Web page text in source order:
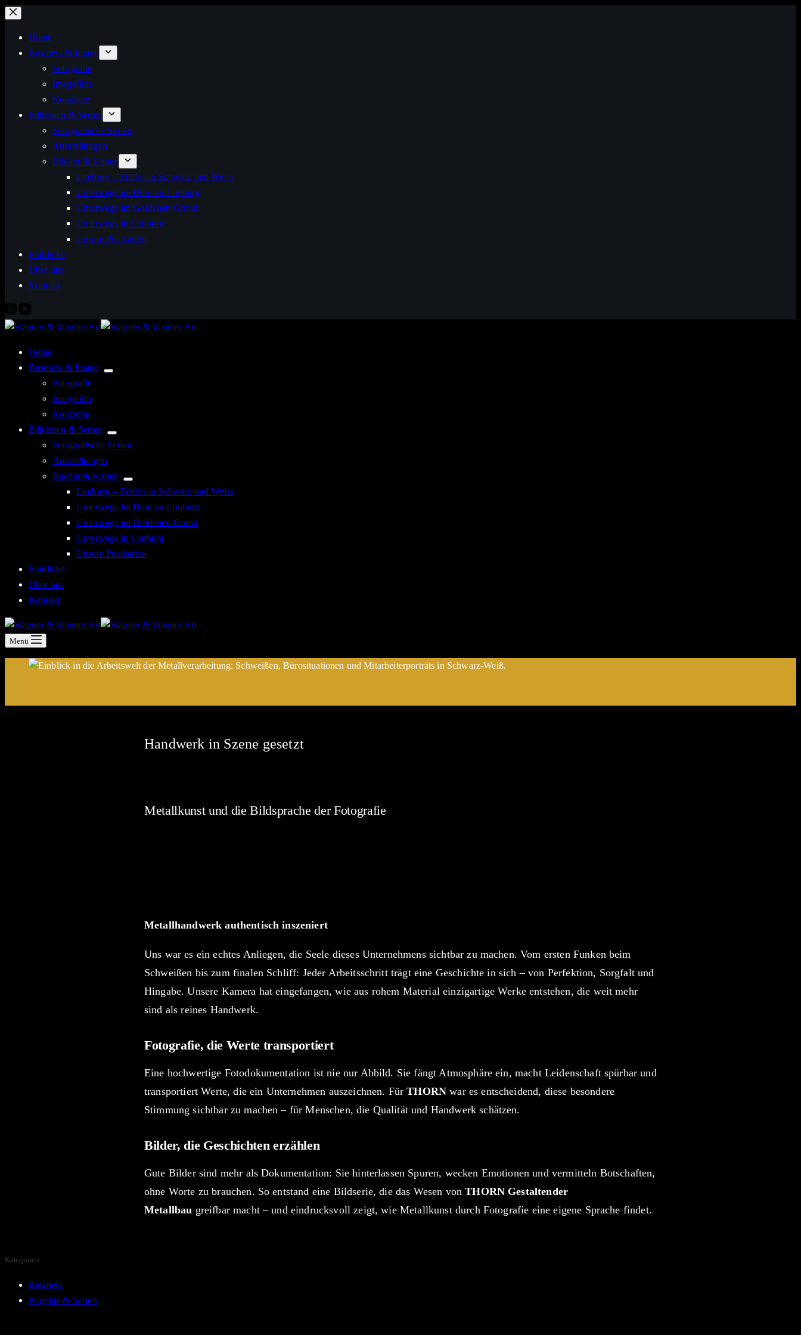
Zum
springen
Home
Business & Image
Fotografie
Imagefilm
Konzepte
Editionen & Serien
Fotografische Serien
Ausstellungen
Bücher & Karten
Limburg – Zeitlos in Schwarz und Weiss
Unterwegs im Dom zu Limburg
Unterwegs im Goldenen Grund
Unterwegs in Limburg
Unsere Postkarten
Einblicke
Über uns
Kontakt
Home
Business & Image
Fotografie
Imagefilm
Konzepte
Editionen & Serien
Fotografische Serien
Ausstellungen
Bücher & Karten
Limburg – Zeitlos in Schwarz und Weiss
Unterwegs im Dom zu Limburg
Unterwegs im Goldenen Grund
Unterwegs in Limburg
Unsere Postkarten
Einblicke
Über uns
Kontakt
Menü
Handwerk in Szene gesetzt
Metallkunst und die Bildsprache der Fotografie
Metallhandwerk authentisch inszeniert
Uns war es ein echtes Anliegen, die Seele dieses Unternehmens sichtbar zu machen. Vom ersten Funken beim
Schweißen bis zum finalen Schliff: Jeder Arbeitsschritt trägt eine Geschichte in sich – von Perfektion, Sorgfalt und
Hingabe. Unsere Kamera hat eingefangen, wie aus rohem Material einzigartige Werke entstehen, die weit mehr
sind als reines Handwerk.
Fotografie, die Werte transportiert
Eine hochwertige Fotodokumentation ist nie nur Abbild. Sie fängt Atmosphäre ein, macht Leidenschaft spürbar und
transportiert Werte, die ein Unternehmen auszeichnen. FürTHORN war es entscheidend, diese besondere
Stimmung sichtbar zu machen – für Menschen, die Qualität und Handwerk schätzen.
Bilder, die Geschichten erzählen
Gute Bilder sind mehr als Dokumentation: Sie hinterlassen Spuren, wecken Emotionen und vermitteln Botschaften,
ohne Worte zu brauchen. So entstand eine Bildserie, die das Wesen vonTHORN Gestaltender
Metallbau greifbar macht – und eindrucksvoll zeigt, wie Metallkunst durch Fotografie eine eigene Sprache findet.
Kategorien:
Business
Projekte & Serien